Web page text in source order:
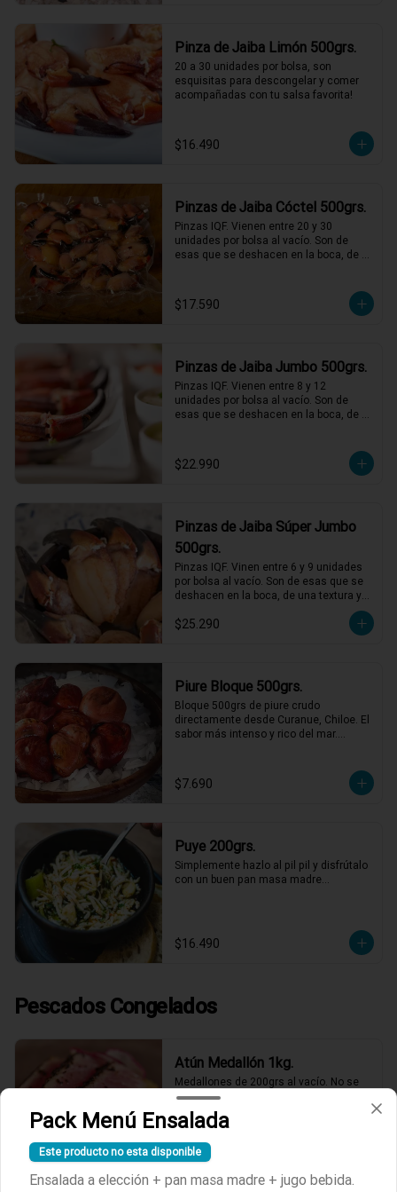
Pinza de Jaiba Limón 500grs.
20 a 30 unidades por bolsa, son
esquisitas para descongelar y comer
acompañadas con tu salsa favorita!
$16.490
Pinzas de Jaiba Cóctel 500grs.
Pinzas IQF. Vienen entre 20 y 30
unidades por bolsa al vacío. Son de
esas que se deshacen en la boca, de
mayonesas de varios sabores.
$17.590
Pinzas de Jaiba Jumbo 500grs.
Pinzas IQF. Vienen entre 8 y 12
unidades por bolsa al vacío. Son de
esas que se deshacen en la boca, de
mayonesas de varios sabores.
$22.990
Pinzas de Jaiba Súper Jumbo
500grs.
Pinzas IQF. Vinen entre 6 y 9 unidades
por bolsa al vacío. Son de esas que se
deshacen en la boca, de una textura y
sabor incomparables, solo descongelar
bien y acompañar con mayonesas de
$25.290
Piure Bloque 500grs.
Bloque 500grs de piure crudo
directamente desde Curanue, Chiloe. El
sabor más intenso y rico del mar.
o caldos.
$7.690
Puye 200grs.
Simplemente hazlo al pil pil y disfrútalo
con un buen pan masa madre…
$16.490
Pescados Congelados
Atún Medallón 1kg.
Medallones de 200grs al vacío. No se
puede pasar el punto de cocción!
Salpimienta, pinta ambas caras con un
toque de mostaza dijón, luego cubre
con un poco de aceite de oliva por 20-
cara.
$20.890
Pack Menú Ensalada
Este producto no esta disponible
Ensalada a elección + pan masa madre + jugo bebida.